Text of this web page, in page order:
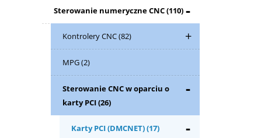
Sterowanie numeryczne CNC(110)
Kontrolery CNC(82)
MPG(2)
Sterowanie CNC w oparciu o
karty PCI(26)
Karty PCI (DMCNET)(17)